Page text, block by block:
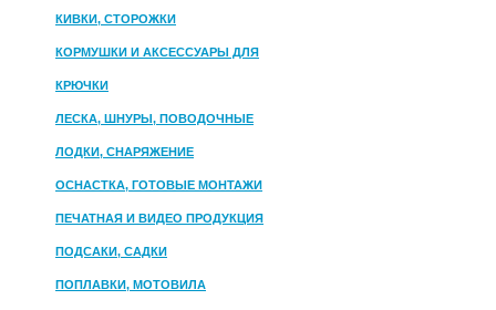
КИВКИ, СТОРОЖКИ
КОРМУШКИ И АКСЕССУАРЫ ДЛЯ
ПРИКОРМКИ
КРЮЧКИ
ЛЕСКА, ШНУРЫ, ПОВОДОЧНЫЕ
МАТЕРИАЛЫ
ЛОДКИ, СНАРЯЖЕНИЕ
ОСНАСТКА, ГОТОВЫЕ МОНТАЖИ
ПЕЧАТНАЯ И ВИДЕО ПРОДУКЦИЯ
ПОДСАКИ, САДКИ
ПОПЛАВКИ, МОТОВИЛА